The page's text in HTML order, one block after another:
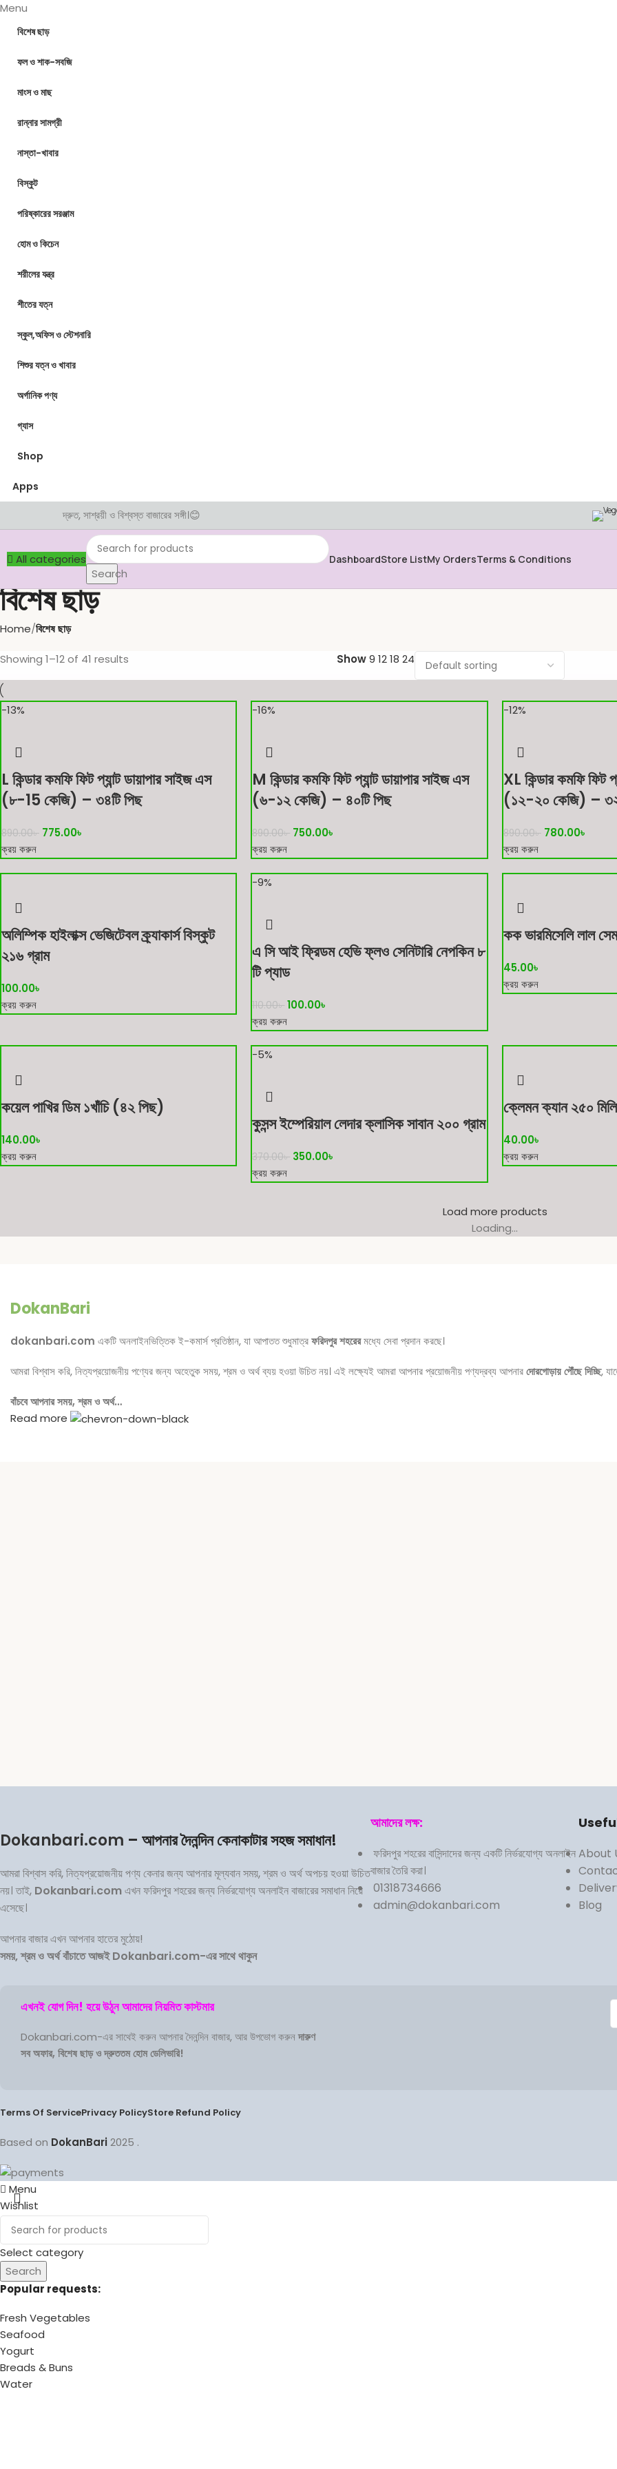
Menu
বিশেষ ছাড়
ফল ও শাক-সবজি
মাংস ও মাছ
রান্নার সামগ্রী
নাস্তা-খাবার
বিস্কুট
পরিষ্কারের সরঞ্জাম
হোম ও কিচেন
শরীলের যন্ত্র
শীতের যত্ন
স্কুল,অফিস ও স্টেশনারি
শিশুর যত্ন ও খাবার
অর্গানিক পণ্য
গ্যাস
Shop
Apps
দ্রুত, সাশ্রয়ী ও বিশ্বস্ত বাজারের সঙ্গী।😊
All categories
Search
DashboardStore ListMy OrdersTerms & Conditions
বিশেষ ছাড়
Home বিশেষ ছাড়
Showing 1–12 of 41 results Show9 1218 24
-13%
L কিন্ডার কমফি ফিট প্যান্ট ডায়াপার সাইজ এস
(৮-15 কেজি) – ৩৪টি পিছ
890.00৳ 775.00৳
ক্রয় করুন
-16%
M কিন্ডার কমফি ফিট প্যান্ট ডায়াপার সাইজ এস
(৬-১২ কেজি) – ৪০টি পিছ
890.00৳ 750.00৳
ক্রয় করুন
-12%
XL কিন্ডার কমফি ফিট
(১২-২০ কেজি) –
890.00৳ 780.00৳
ক্রয় করুন
অলিম্পিক হাইলাক্স ভেজিটেবল ক্র্যাকার্স বিস্কুট
২১৬ গ্রাম
100.00৳
ক্রয় করুন
-9%
এ সি আই ফ্রিডম হেভি ফ্লও সেনিটারি নেপকিন ৮
টি প্যাড
110.00৳ 100.00৳
ক্রয় করুন
কক ভারমিসেলি লাল
45.00৳
ক্রয় করুন
কয়েল পাখির ডিম ১খাঁচি (৪২ পিছ)
140.00৳
ক্রয় করুন
-5%
কুসন্স ইম্পেরিয়াল লেদার ক্লাসিক সাবান ২০০ গ্রাম
370.00৳ 350.00৳
ক্রয় করুন
ক্লেমন ক্যান ২৫০ মিলি
40.00৳
ক্রয় করুন
Load more products
Loading...
DokanBari
dokanbari.com একটি অনলাইনভিত্তিক ই-কমার্স প্রতিষ্ঠান, যা আপাতত শুধুমাত্রফরিদপুর শহরেরমধ্যে সেবা প্রদান করছে।
আমরা বিশ্বাস করি, নিত্যপ্রয়োজনীয় পণ্যের জন্য অহেতুক সময়, শ্রম ও অর্থ ব্যয় হওয়া উচিত নয়। এই লক্ষ্যেই আমরা আপনার প্রয়োজনীয় পণ্যদ্রব্য আপনারদোরগোড়ায় পৌঁছে দিচ্ছি,
বাঁচবে আপনার সময়, শ্রম ও অর্থ…
Read more
Dokanbari.com – আপনার দৈনন্দিন কেনাকাটার সহজ সমাধান!
আমরা বিশ্বাস করি, নিত্যপ্রয়োজনীয় পণ্য কেনার জন্য আপনার মূল্যবান সময়, শ্রম ও অর্থ অপচয় হওয়া উচিত
নয়। তাই, Dokanbari.comএখন ফরিদপুর শহরের জন্য নির্ভরযোগ্য অনলাইন বাজারের সমাধান নিয়ে
এসেছে।
আপনার বাজার এখন আপনার হাতের মুঠোয়!
সময়, শ্রম ও অর্থ বাঁচাতে আজই Dokanbari.com-এর সাথে থাকুন
আমাদের লক্ষ:
ফরিদপুর শহরের বাসিন্দাদের জন্য একটি নির্ভরযোগ্য অনলাইন
বাজার তৈরি করা।
01318734666
admin@dokanbari.com
About
Blog
এখনই যোগ দিন! হয়ে উঠুন আমাদের নিয়মিত কাস্টমার
Dokanbari.com-এর সাথেই করুন আপনার দৈনন্দিন বাজার, আর উপভোগ করুনদারুণ
সব অফার, বিশেষ ছাড় ও দ্রুততম হোম ডেলিভারি!
Terms Of ServicePrivacy PolicyStore Refund Policy
Based on DokanBari2025 .
Select category
Search
Popular requests:
Fresh Vegetables
Seafood
Yogurt
Breads & Buns
Water
Menu
Wishlist
Cart